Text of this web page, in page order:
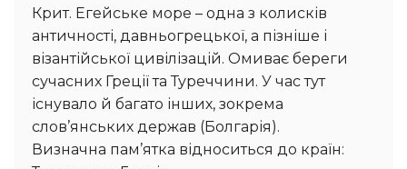
Крит. Егейське море – одна з колисків
античності, давньогрецької, а пізніше і
візантійської цивілізацій. Омиває береги
сучасних Греції та Туреччини. У час тут
існувало й багато інших, зокрема
слов’янських держав (Болгарія).
Визначна пам’ятка відноситься до країн: